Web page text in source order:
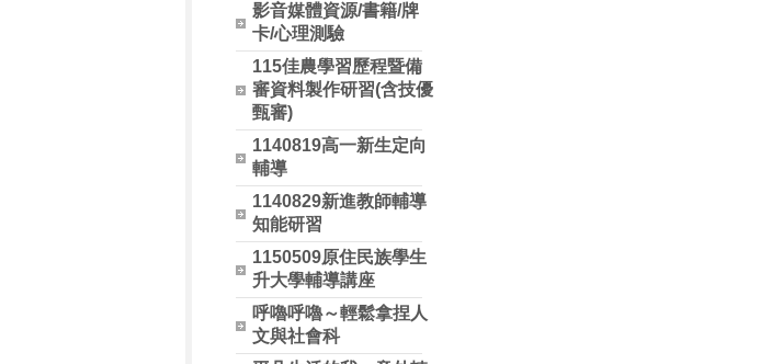
影音媒體資源/書籍/牌
卡/心理測驗
115佳農學習歷程暨備
審資料製作研習(含技優
甄審)
1140819高一新生定向
輔導
1140829新進教師輔導
知能研習
1150509原住民族學生
升大學輔導講座
呼嚕呼嚕～輕鬆拿捏人
文與社會科